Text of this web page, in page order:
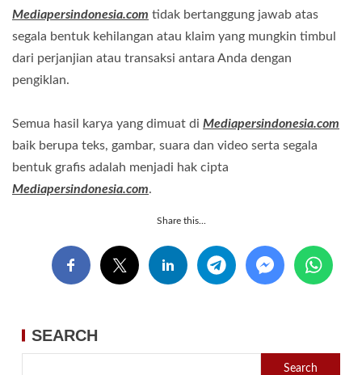
Mediapersindonesia.com tidak bertanggung jawab atas
segala bentuk kehilangan atau klaim yang mungkin timbul
dari perjanjian atau transaksi antara Anda dengan
pengiklan.
Semua hasil karya yang dimuat di Mediapersindonesia.com
baik berupa teks, gambar, suara dan video serta segala
bentuk grafis adalah menjadi hak cipta
Mediapersindonesia.com.
Share this...
SEARCH
Search